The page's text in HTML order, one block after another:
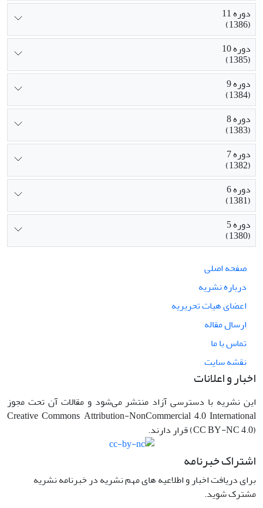
دوره 11
(1386)
دوره 10
(1385)
دوره 9
(1384)
دوره 8
(1383)
دوره 7
(1382)
دوره 6
(1381)
دوره 5
(1380)
صفحه اصلی
درباره نشریه
اعضای هیات تحریریه
ارسال مقاله
تماس با ما
نقشه سایت
اخبار و اعلانات
این نشریه با دسترسی آزاد منتشر می‌شود و مقالات آن تحت مجوز
Creative Commons Attribution-NonCommercial 4.0 International
(CC BY-NC 4.0) قرار دارند.
اشتراک خبرنامه
برای دریافت اخبار و اطلاعیه های مهم نشریه در خبرنامه نشریه
مشترک شوید.